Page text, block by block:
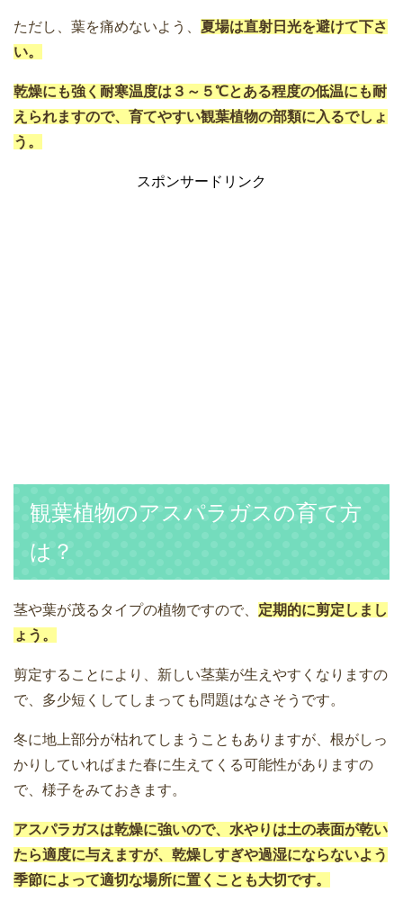
ただし、葉を痛めないよう、 夏場は直射日光を避けて下さ
い。
乾燥にも強く耐寒温度は３～５℃とある程度の低温にも耐
えられますので、育てやすい観葉植物の部類に入るでしょ
う。
スポンサードリンク
観葉植物のアスパラガスの育て方
は？
茎や葉が茂るタイプの植物ですので、 定期的に剪定しまし
ょう。
剪定することにより、新しい茎葉が生えやすくなりますの
で、多少短くしてしまっても問題はなさそうです。
冬に地上部分が枯れてしまうこともありますが、根がしっ
かりしていればまた春に生えてくる可能性がありますの
で、様子をみておきます。
アスパラガスは乾燥に強いので、水やりは土の表面が乾い
たら適度に与えますが、乾燥しすぎや過湿にならないよう
季節によって適切な場所に置くことも大切です。